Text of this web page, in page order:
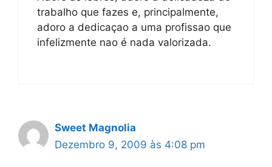
trabalho que fazes e, principalmente,
adoro a dedicaçao a uma profissao que
infelizmente nao é nada valorizada.
Sweet Magnolia
Dezembro 9, 2009 às 4:08 pm